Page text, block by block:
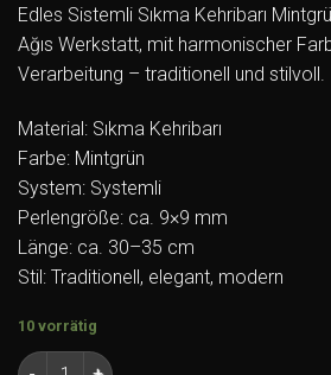
Edles Sistemli Sıkma Kehribarı
Ağıs Werkstatt, mit harmonischer
Verarbeitung – traditionell und stilvoll.
Material: Sıkma Kehribarı
Farbe: Mintgrün
System: Systemli
Perlengröße: ca. 9×9 mm
Länge: ca. 30–35 cm
Stil: Traditionell, elegant, modern
10 vorrätig
Sistemli Sıkma Kehribarı Mintgrün –